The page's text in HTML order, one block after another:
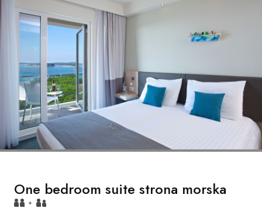
One bedroom suite strona morska
+